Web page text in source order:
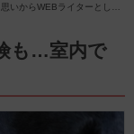
いからWEBライターとして
も…室内で